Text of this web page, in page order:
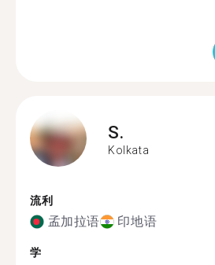
S.
Kolkata
流利
孟加拉语 印地语
学